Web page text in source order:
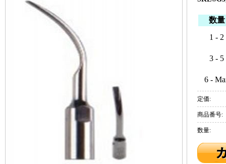
数量
1 - 2
3 - 5
6 -
定価:
商品番号:
数量: